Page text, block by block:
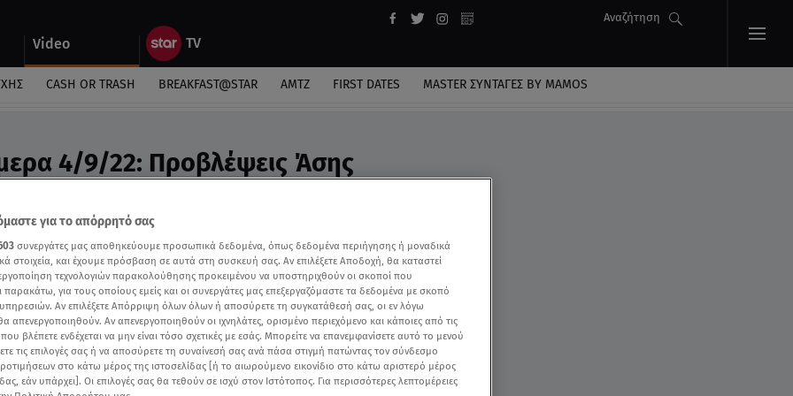
Video
Αναζήτηση
CASH OR TRASH BREAKFAST@STAR ΑΜΤΖ FIRST DATES MASTER ΣΥΝΤΑΓΈΣ BY MAMOS
4/9/22: Προβλέψεις Άσης
της Άσης Μπήλιου για σήμερα 4/9
για το απόρρητό σας
συνεργάτες μας αποθηκεύουμε προσωπικά δεδομένα, όπως δεδομένα περιήγησης ή μοναδικά
στοιχεία, και έχουμε πρόσβαση σε αυτά στη συσκευή σας. Αν επιλέξετε Αποδοχή, θα καταστεί
τεχνολογιών παρακολούθησης προκειμένου να υποστηριχθούν οι σκοποί που
παρακάτω, για τους οποίους εμείς και οι συνεργάτες μας επεξεργαζόμαστε τα δεδομένα με σκοπό
Αν επιλέξετε Απόρριψη όλων όλων ή αποσύρετε τη συγκατάθεσή σας, οι εν λόγω
απενεργοποιηθούν. Αν απενεργοποιηθούν οι ιχνηλάτες, ορισμένο περιεχόμενο και κάποιες από τις
βλέπετε ενδέχεται να μην είναι τόσο σχετικές με εσάς. Μπορείτε να επανεμφανίσετε αυτό το μενού
τις επιλογές σας ή να αποσύρετε τη συναίνεσή σας ανά πάσα στιγμή πατώντας τον σύνδεσμο
στο κάτω μέρος της ιστοσελίδας [ή το αιωρούμενο εικονίδιο στο κάτω αριστερό μέρος
εάν υπάρχει]. Οι επιλογές σας θα τεθούν σε ισχύ στον Ιστότοπος. Για περισσότερες λεπτομέρειες